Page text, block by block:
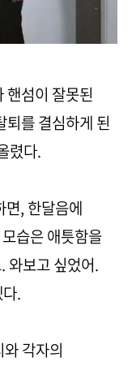
핸섬이 잘못된
를 결심하게 된
렸다.
면, 한달음에
습은 애틋함을
와보고 싶었어.
.
각자의